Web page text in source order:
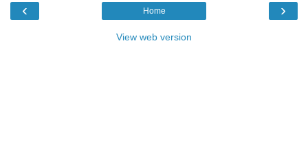
‹ ›
Home
View web version